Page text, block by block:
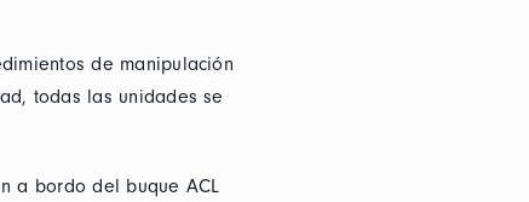
de manipulación
todas las unidades se
a bordo del buque ACL